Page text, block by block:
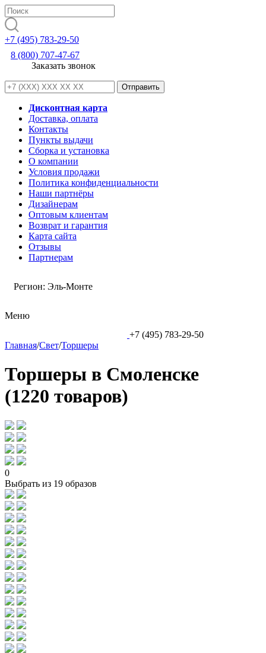
+7 (495) 783-29-50
8 (800) 707-47-67
Заказать звонок
Дисконтная карта
Доставка, оплата
Контакты
Пункты выдачи
Сборка и установка
О компании
Условия продажи
Политика конфиденциальности
Наши партнёры
Дизайнерам
Оптовым клиентам
Возврат и гарантия
Карта сайта
Отзывы
Партнерам
Регион: Эль-Монте
Меню
+7 (495) 783-29-50
Главная/Свет/Торшеры
Торшеры в Смоленске
(1220 товаров)
0
Выбрать из 19 образов